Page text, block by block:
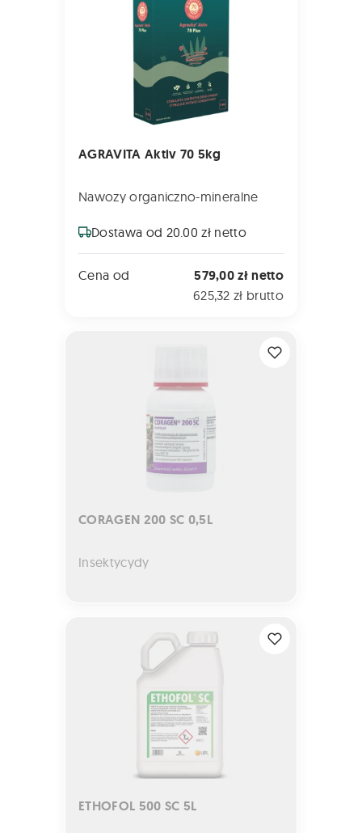
AGRAVITA Aktiv 70 5kg
Nawozy organiczno-mineralne
Dostawa od 20.00 zł netto
Cena od 579,00 zł netto
625,32 zł brutto
CORAGEN 200 SC 0,5L
Insektycydy
ETHOFOL 500 SC 5L